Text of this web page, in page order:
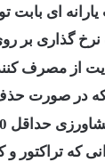
یارانه ای
نرخ گذاری بر
از مصرف
در صورت
10 درصد کاهش می‌یابد؛
که تراکتور و